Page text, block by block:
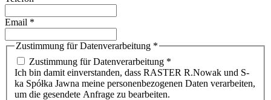
Email *
Zustimmung für Datenverarbeitung *
Zustimmung für Datenverarbeitung *
Ich bin damit einverstanden, dass RASTER R.Nowak und S-
ka Spółka Jawna meine personenbezogenen Daten verarbeiten,
um die gesendete Anfrage zu bearbeiten.